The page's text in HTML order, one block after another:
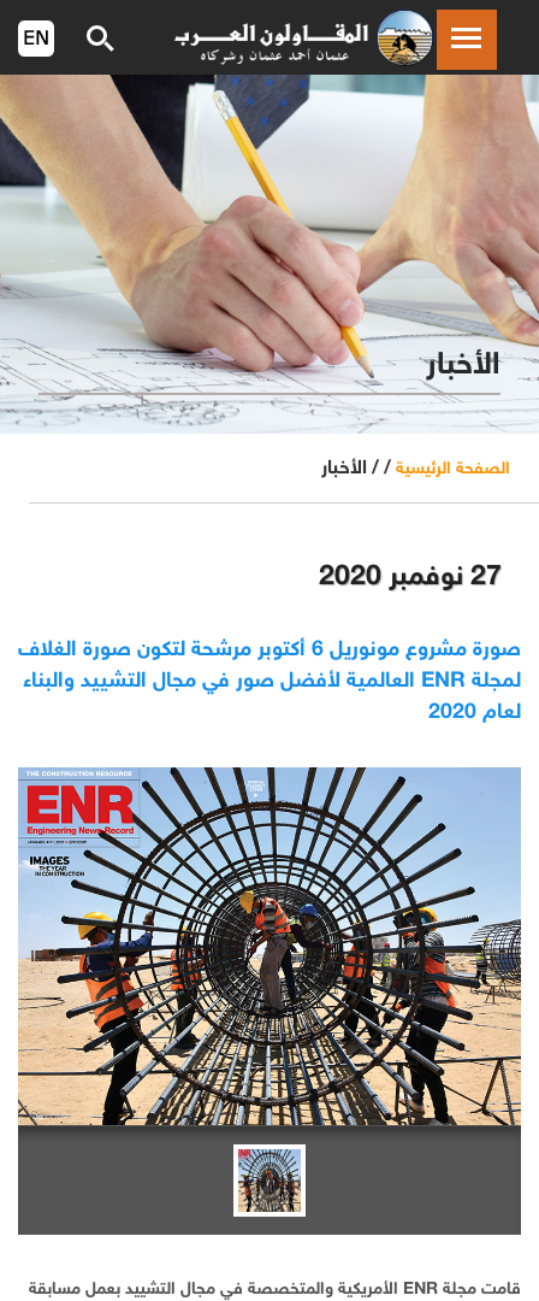
الأخبار
الصفحة الرئيسية / / الأخبار
27 نوفمبر 2020
صورة مشروع مونوريل 6 أكتوبر مرشحة لتكون صورة الغلاف
لمجلة ENR العالمية لأفضل صور في مجال التشييد والبناء
لعام 2020
قامت مجلة ENR الأمريكية والمتخصصة في مجال التشييد بعمل مسابقة